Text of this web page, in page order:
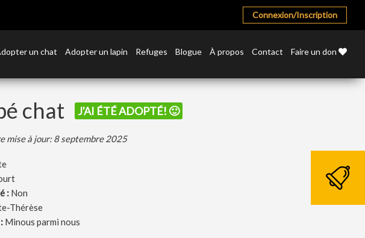
Connexion/Inscription
un chat Adopter un lapin Refuges Blogue À propos Contact Faire un don
chat J'AI ÉTÉ ADOPTÉ! 🙂
mise à jour: 8 septembre 2025
: Non
Thérèse
Minous parmi nous